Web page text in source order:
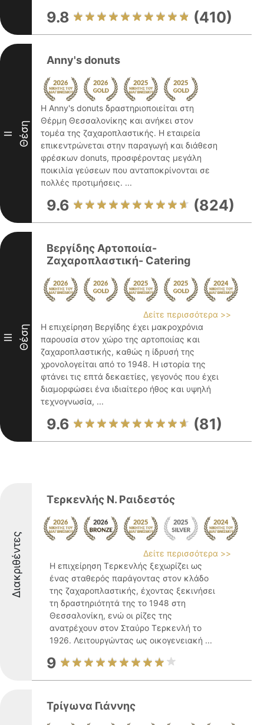
9.8 (410)
II Θέση
Anny's donuts
Η Anny's donuts δραστηριοποιείται στη
Θέρμη Θεσσαλονίκης και ανήκει στον
τομέα της ζαχαροπλαστικής. Η εταιρεία
επικεντρώνεται στην παραγωγή και διάθεση
φρέσκων donuts, προσφέροντας μεγάλη
ποικιλία γεύσεων που ανταποκρίνονται σε
πολλές προτιμήσεις. ...
9.6 (824)
III Θέση
Βεργίδης Αρτοποιία-
Ζαχαροπλαστική- Catering
Δείτε περισσότερα >>
Η επιχείρηση Βεργίδης έχει μακροχρόνια
παρουσία στον χώρο της αρτοποιίας και
ζαχαροπλαστικής, καθώς η ίδρυσή της
χρονολογείται από το 1948. Η ιστορία της
φτάνει τις επτά δεκαετίες, γεγονός που έχει
διαμορφώσει ένα ιδιαίτερο ήθος και υψηλή
τεχνογνωσία, ...
9.6 (81)
Διακριθέντες
Τερκενλής Ν. Ραιδεστός
Δείτε περισσότερα >>
Η επιχείρηση Τερκενλής ξεχωρίζει ως
ένας σταθερός παράγοντας στον κλάδο
της ζαχαροπλαστικής, έχοντας ξεκινήσει
τη δραστηριότητά της το 1948 στη
Θεσσαλονίκη, ενώ οι ρίζες της
ανατρέχουν στον Σταύρο Τερκενλή το
1926. Λειτουργώντας ως οικογενειακή ...
9
Τρίγωνα Γιάννης